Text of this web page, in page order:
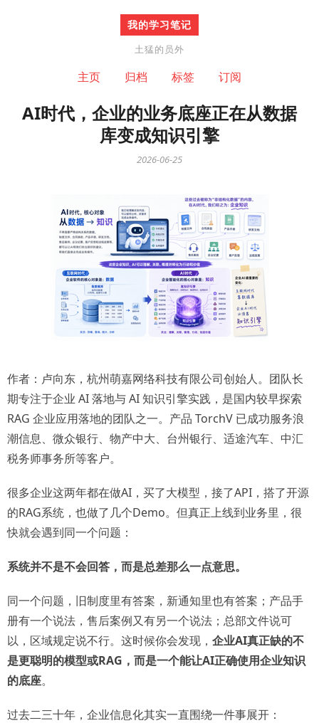
我的学习笔记
土猛的员外
主页 归档 标签 订阅
AI时代，企业的业务底座正在从数据
库变成知识引擎
2026-06-25
作者：卢向东，杭州萌嘉网络科技有限公司创始人。团队长
期专注于企业 AI 落地与 AI 知识引擎实践，是国内较早探索
RAG 企业应用落地的团队之一。产品 TorchV 已成功服务浪
潮信息、微众银行、物产中大、台州银行、适途汽车、中汇
税务师事务所等客户。
很多企业这两年都在做AI，买了大模型，接了API，搭了开源
的RAG系统，也做了几个Demo。但真正上线到业务里，很
快就会遇到同一个问题：
系统并不是不会回答，而是总差那么一点意思。
同一个问题，旧制度里有答案，新通知里也有答案；产品手
册有一个说法，售后案例又有另一个说法；总部文件说可
以，区域规定说不行。这时候你会发现， 企业AI真正缺的不
是更聪明的模型或RAG，而是一个能让AI正确使用企业知识
的底座。
过去二三十年，企业信息化其实一直围绕一件事展开：